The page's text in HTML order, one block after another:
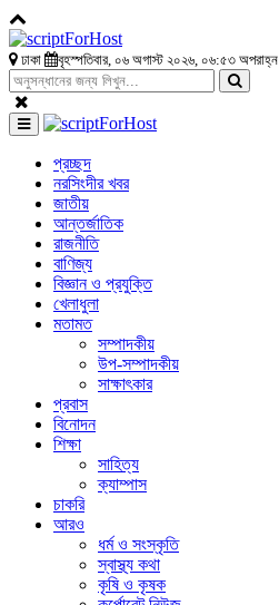
ঢাকা বৃহস্পতিবার, ০৬ অগাস্ট ২০২৬, ০৬:৫৩ অপরাহ্ন
প্রচ্ছদ
নরসিংদীর খবর
জাতীয়
আন্তর্জাতিক
রাজনীতি
বাণিজ্য
বিজ্ঞান ও প্রযুক্তি
খেলাধুলা
মতামত
সম্পাদকীয়
উপ-সম্পাদকীয়
সাক্ষাৎকার
প্রবাস
বিনোদন
শিক্ষা
সাহিত্য
ক্যাম্পাস
চাকরি
আরও
ধর্ম ও সংস্কৃতি
স্বাস্থ্য কথা
কৃষি ও কৃষক